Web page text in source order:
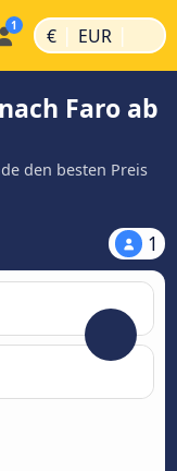
€ | EUR |
Faro ab
den besten Preis
1